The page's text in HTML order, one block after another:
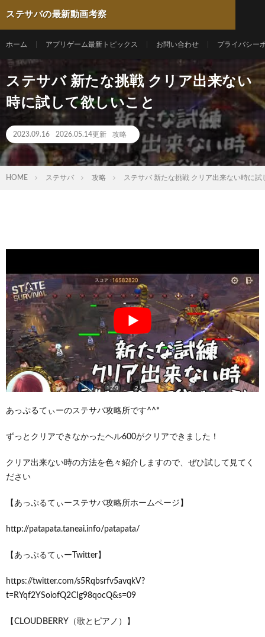
ステサバの最新動画考察
ホーム アプリゲーム最新トピックス お問い合わせ プライバシー
ステサバ 新たな挑戦 クリア出来ない
時に試して欲しいこと
2023.09.16 2026.05.14更新 攻略
HOME ステサバ 攻略 ステサバ 新たな挑戦 クリア出来ない時に試
あっぷるてぃーのステサバ攻略所です^^*
ずっとクリアできなかったヘル600がクリアできました！
クリア出来ない時の方法を色々紹介しますので、ぜひ試して見てく
ださい
【あっぷるてぃーステサバ攻略所ホームページ】
http://patapata.taneai.info/patapata/
【あっぷるてぃーTwitter】
https://twitter.com/s5Rqbsrfv5avqkV?
t=RYqf2YSoiofQ2CIg98qocQ&s=09
【CLOUDBERRY（歌とピアノ）】